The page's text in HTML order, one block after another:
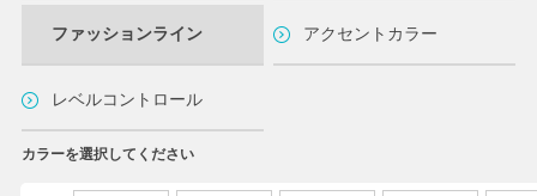
カラーを選択してください
ファッションライン アクセントカラー
レベルコントロール